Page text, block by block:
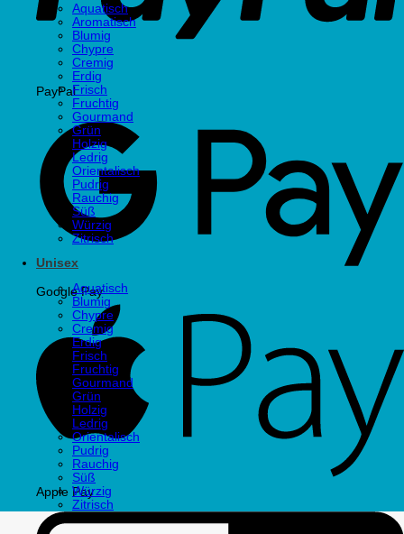
PayPal
Google Pay
Apple Pay
Aquatisch
Aromatisch
Blumig
Chypre
Cremig
Erdig
Frisch
Fruchtig
Gourmand
Grün
Holzig
Ledrig
Orientalisch
Pudrig
Rauchig
Süß
Würzig
Zitrisch
Unisex
Aquatisch
Blumig
Chypre
Cremig
Erdig
Frisch
Fruchtig
Gourmand
Grün
Holzig
Ledrig
Orientalisch
Pudrig
Rauchig
Süß
Würzig
Zitrisch